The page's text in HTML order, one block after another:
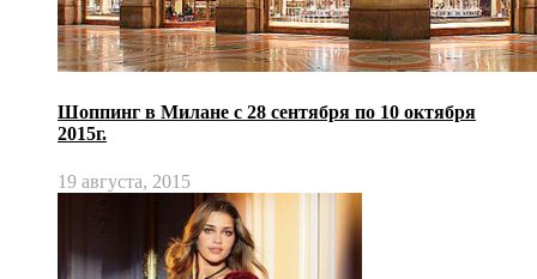
Шоппинг в Милане с 28 сентября по 10 октября
2015г.
19 августа, 2015